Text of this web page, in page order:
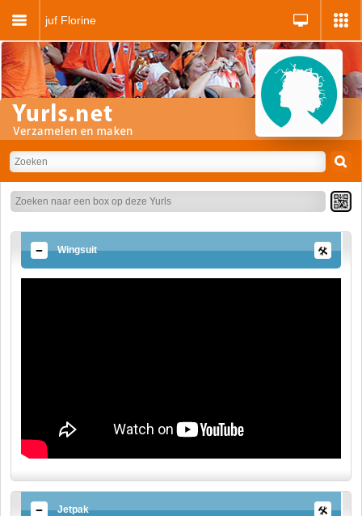
juf Florine
Wingsuit
Jetpak